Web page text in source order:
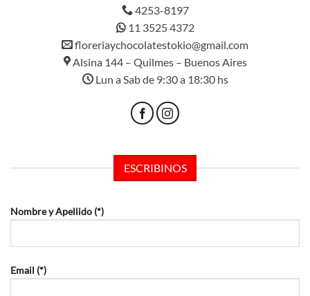
4253-8197
11 3525 4372
floreriaychocolatestokio@gmail.com
Alsina 144 – Quilmes – Buenos Aires
Lun a Sab de 9:30 a 18:30 hs
ESCRIBINOS
Nombre y Apellido (*)
Email (*)